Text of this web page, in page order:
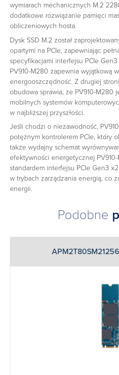
wymiarach mechanicznych M.2
dodatkowe rozwiązanie pamięci
obliczeniowych hosta. ‎
‎Dysk SSD M.2 został
opartymi na PCIe, zapewniając
specyfikacjami interfejsu PCIe
PV910-M280 zapewnia wyjątkową
energooszczędność. Z drugiej
obudowa sprawia, że PV910-M280
mobilnych systemów
w najbliższej przyszłości. ‎
‎Jeśli chodzi o niezawodność,
potężnym kontrolerem PCIe, który
także wydajny schemat
efektywności energetycznej
standardem interfejsu PCIe Gen3
w trybach zarządzania energią, co
energii.‎
Podobne